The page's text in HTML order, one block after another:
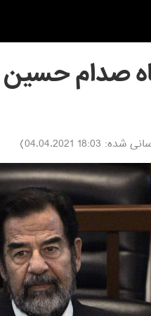
صدام حسین
شده: 18:03 04.04.2021
)